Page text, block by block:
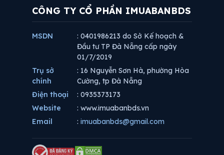
CÔNG TY CỔ PHẦN IMUABANBDS
MSDN
: 0401986213 do Sở Kế hoạch &
Đầu tư TP Đà Nẵng cấp ngày
01/7/2019
Trụ sở
chính
: 16 Nguyễn Sơn Hà, phường Hòa
Cường, tp Đà Nẵng
Điện thoại
: 0935373173
Website
: www.imuabanbds.vn
Email
: imuabanbds@gmail.com